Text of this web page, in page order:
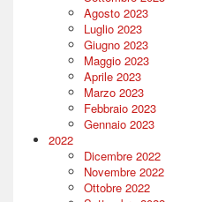
Agosto 2023
Luglio 2023
Giugno 2023
Maggio 2023
Aprile 2023
Marzo 2023
Febbraio 2023
Gennaio 2023
2022
Dicembre 2022
Novembre 2022
Ottobre 2022